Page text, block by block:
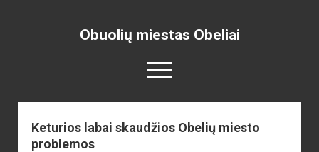
Obuolių miestas Obeliai
open
menu
Pradžia
Keturios labai skaudžios Obelių miesto
problemos